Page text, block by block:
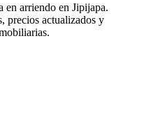
en arriendo en Jipijapa.
precios actualizados y